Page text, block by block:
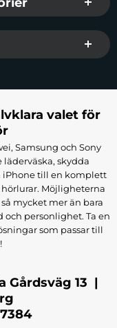
valet för
Samsung och Sony
läderväska, skydda
iPhone till en komplett
Möjligheterna
mycket mer än bara
personlighet. Ta en
som passar till
Gårdsväg 13 |